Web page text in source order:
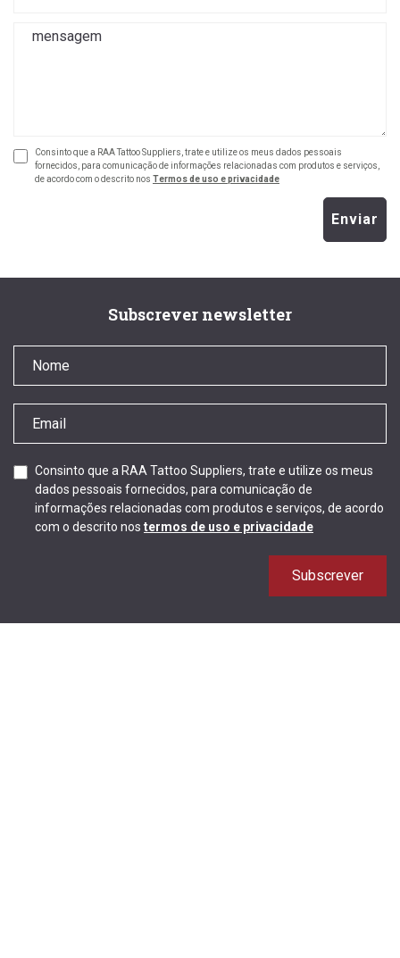
Consinto que a RAA Tattoo Suppliers, trate e utilize os meus dados pessoais
fornecidos, para comunicação de informações relacionadas com produtos e serviços,
de acordo com o descrito nos Termos de uso e privacidade
Enviar
Subscrever newsletter
Consinto que a RAA Tattoo Suppliers, trate e utilize os meus
dados pessoais fornecidos, para comunicação de
informações relacionadas com produtos e serviços, de acordo
com o descrito nos termos de uso e privacidade
Subscrever